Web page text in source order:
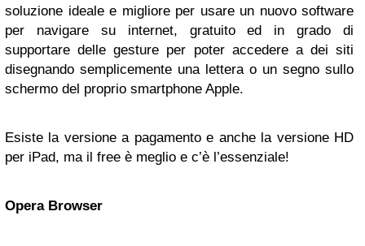
soluzione ideale e migliore per usare un nuovo software
per navigare su internet, gratuito ed in grado di
supportare delle gesture per poter accedere a dei siti
disegnando semplicemente una lettera o un segno sullo
schermo del proprio smartphone Apple.
Esiste la versione a pagamento e anche la versione HD
per iPad, ma il free è meglio e c’è l’essenziale!
Opera Browser